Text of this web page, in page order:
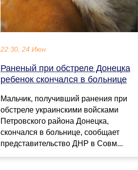
22:30, 24 Июн
Раненый при обстреле Донецка
ребенок скончался в больнице
Мальчик, получивший ранения при
обстреле украинскими войсками
Петровского района Донецка,
скончался в больнице, сообщает
представительство ДНР в Совм...